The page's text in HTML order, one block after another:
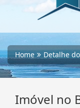
Home Detalhe
Imóvel no